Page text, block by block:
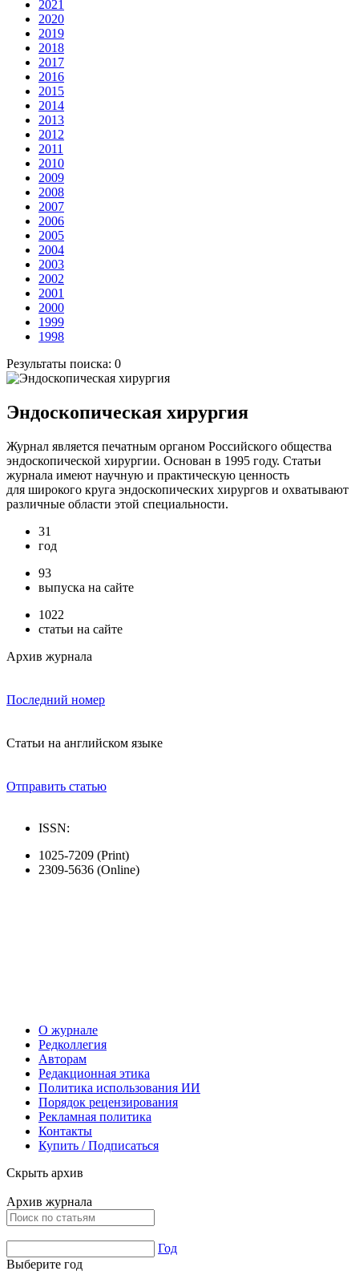
2021
2020
2019
2018
2017
2016
2015
2014
2013
2012
2011
2010
2009
2008
2007
2006
2005
2004
2003
2002
2001
2000
1999
1998
Результаты поиска: 0
Эндоскопическая хирургия
Журнал является печатным органом Российского общества
эндоскопической хирургии. Основан в 1995 году. Статьи
журнала имеют научную и практическую ценность
для широкого круга эндоскопических хирургов и охватывают
различные области этой специальности.
31
год
93
выпуска на сайте
1022
статьи на сайте
Архив журнала
Последний номер
Статьи на английском языке
Отправить статью
ISSN:
1025-7209 (Print)
2309-5636 (Online)
О журнале
Редколлегия
Авторам
Редакционная этика
Политика использования ИИ
Порядок рецензирования
Рекламная политика
Контакты
Купить / Подписаться
Скрыть архив
Архив журнала
Год
Выберите год